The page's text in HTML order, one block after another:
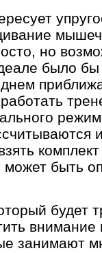
но
было бы
быть
будет
внимание
занимают